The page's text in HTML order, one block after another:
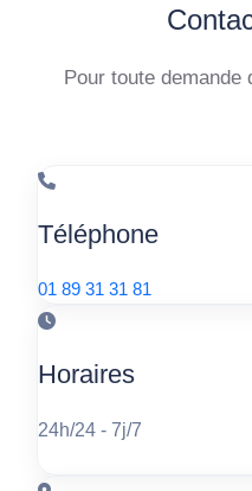
Pour toute demande
Téléphone
01 89 31 31 81
Horaires
24h/24 - 7j/7